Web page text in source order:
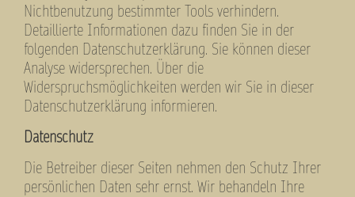
Nichtbenutzung bestimmter Tools verhindern.
Detaillierte Informationen dazu finden Sie in der
folgenden Datenschutzerklärung. Sie können dieser
Analyse widersprechen. Über die
Widerspruchsmöglichkeiten werden wir Sie in dieser
Datenschutzerklärung informieren.
Datenschutz
Die Betreiber dieser Seiten nehmen den Schutz Ihrer
persönlichen Daten sehr ernst. Wir behandeln Ihre